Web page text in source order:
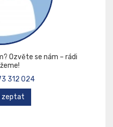
Ozvěte se nám – rádi
312 024
zeptat